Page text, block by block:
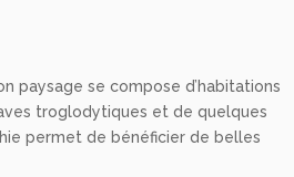
paysage se compose d’habitations
troglodytiques et de quelques
permet de bénéficier de belles